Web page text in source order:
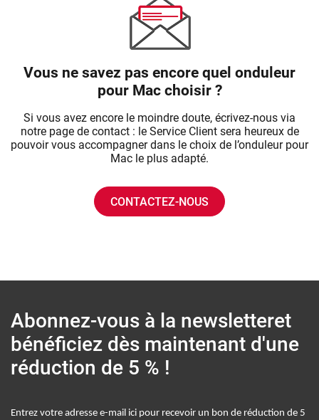
Vous ne savez pas encore quel onduleur
pour Mac choisir ?
Si vous avez encore le moindre doute, écrivez-nous via
notre page de contact : le Service Client sera heureux de
pouvoir vous accompagner dans le choix de l’onduleur pour
Mac le plus adapté.
CONTACTEZ-NOUS
Abonnez-vous à la newsletteret
bénéficiez dès maintenant d'une
réduction de 5 % !
Entrez votre adresse e-mail ici pour recevoir un bon de réduction de 5